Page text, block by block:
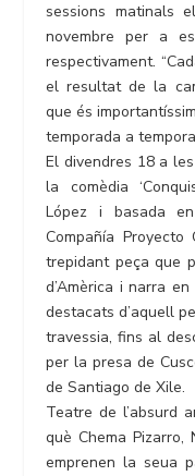
sessions matinals
novembre per a
respectivament.
el resultat de la
que és
temporada a
El divendres 18 a
la comèdia
López i basada
Compañía
trepidant peça que
d’Amèrica i narra
destacats d’aquell
travessia, fins al
per la presa de
de Santiago de Xile.
Teatre de l’absurd
què Chema Pizarro,
emprenen la seua